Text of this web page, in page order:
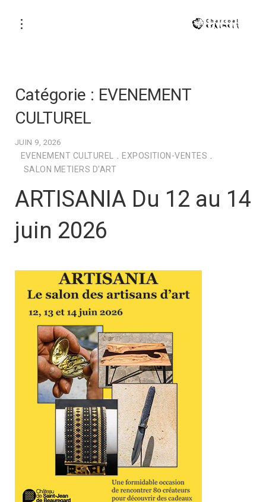
Catégorie : EVENEMENT
CULTUREL
JUIN 9, 2026
EVENEMENT CULTUREL EXPOSITION-VENTES
SALON METIERS D'ART
ARTISANIA Du 12 au 14
juin 2026